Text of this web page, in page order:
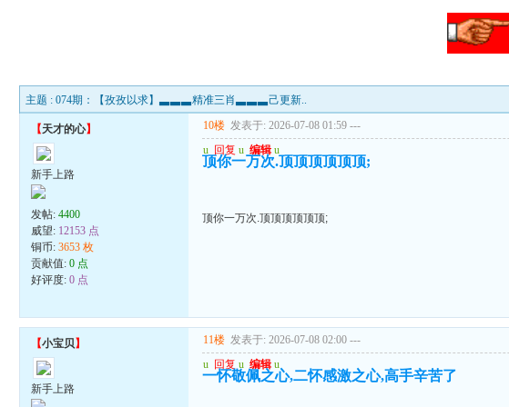
主题 : 074期：【孜孜以求】▃▃▃精准三肖▃▃▃己更新..
【天才的心】
新手上路
发帖:4400
威望: 12153 点
铜币:3653 枚
贡献值:0 点
好评度:0 点
10楼 发表于: 2026-07-08 01:59 ---
u 回复 u 编辑 u
顶你一万次.顶顶顶顶顶顶;
顶你一万次.顶顶顶顶顶顶;
【小宝贝】
新手上路
11楼 发表于: 2026-07-08 02:00 ---
u 回复 u 编辑 u
一怀敬佩之心,二怀感激之心,高手辛苦了